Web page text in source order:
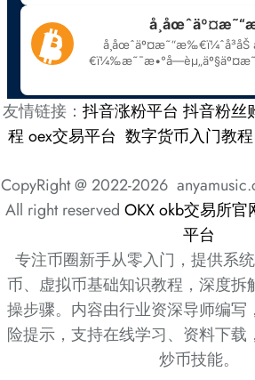
友情链接： 抖音涨粉平台 抖音粉丝
程oex交易平台 数字货币入门教程
CopyRight @ 2022-2026
All right reserved OKXokb交易所官
平台
专注币圈新手从零入门，提供系
币、虚拟币基础知识教程，深度拆
操步骤。内容由行业资深导师编写
险提示，支持在线学习、资料下载
炒币技能。